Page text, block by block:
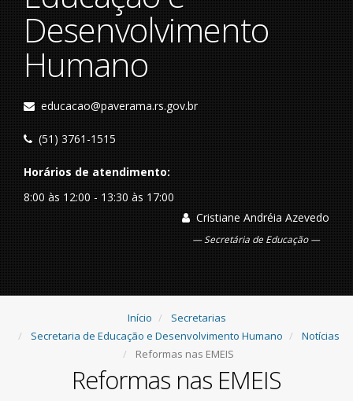
Desenvolvimento
Humano
educacao@paverama.rs.gov.br
(51) 3761-1515
Horários de atendimento:
8:00 às 12:00 - 13:30 às 17:00
Cristiane Andréia Azevedo
Secretária de Educação
Início
Secretarias
Secretaria de Educação e Desenvolvimento Humano
Notícias
Reformas nas EMEIS
Reformas nas EMEIS